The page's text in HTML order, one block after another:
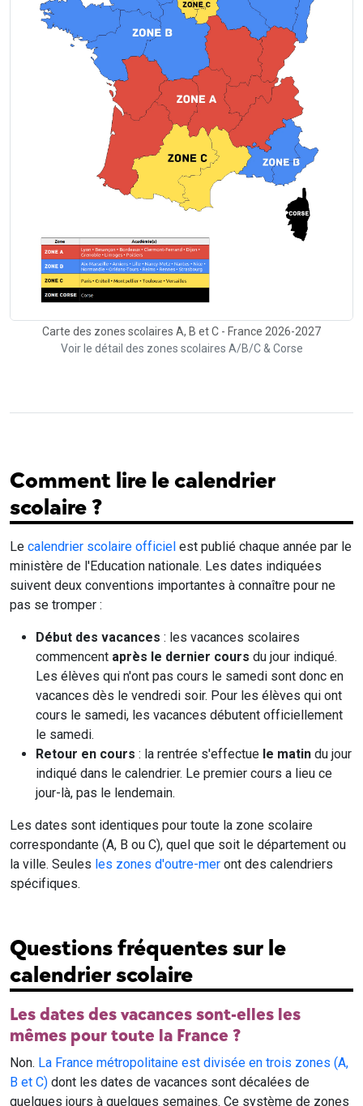
Carte des zones scolaires A, B et C - France 2026-2027
Voir le détail des zones scolaires A/B/C & Corse
Comment lire le calendrier
scolaire ?
Le calendrier scolaire officiel est publié chaque année par le
ministère de l'Education nationale. Les dates indiquées
suivent deux conventions importantes à connaître pour ne
pas se tromper :
Début des vacances : les vacances scolaires
commencent après le dernier cours du jour indiqué.
Les élèves qui n'ont pas cours le samedi sont donc en
vacances dès le vendredi soir. Pour les élèves qui ont
cours le samedi, les vacances débutent officiellement
le samedi.
Retour en cours : la rentrée s'effectue le matin du jour
indiqué dans le calendrier. Le premier cours a lieu ce
jour-là, pas le lendemain.
Les dates sont identiques pour toute la zone scolaire
correspondante (A, B ou C), quel que soit le département ou
la ville. Seules les zones d'outre-mer ont des calendriers
spécifiques.
Questions fréquentes sur le
calendrier scolaire
Les dates des vacances sont-elles les
mêmes pour toute la France ?
Non. La France métropolitaine est divisée en trois zones (A,
B et C) dont les dates de vacances sont décalées de
quelques jours à quelques semaines. Ce système de zones